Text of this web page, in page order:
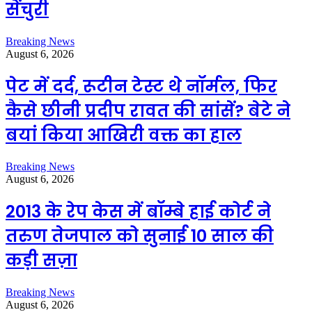
सेंचुरी
Breaking News
August 6, 2026
पेट में दर्द, रूटीन टेस्ट थे नॉर्मल, फिर
कैसे छीनी प्रदीप रावत की सांसें? बेटे ने
बयां किया आखिरी वक्त का हाल
Breaking News
August 6, 2026
2013 के रेप केस में बॉम्बे हाई कोर्ट ने
तरुण तेजपाल को सुनाई 10 साल की
कड़ी सज़ा
Breaking News
August 6, 2026